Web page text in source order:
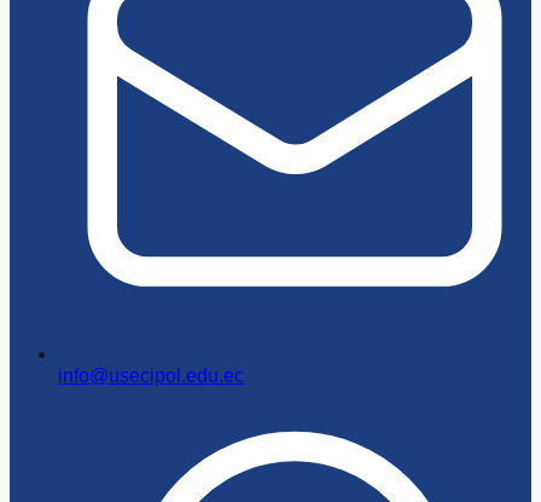
info@usecipol.edu.ec